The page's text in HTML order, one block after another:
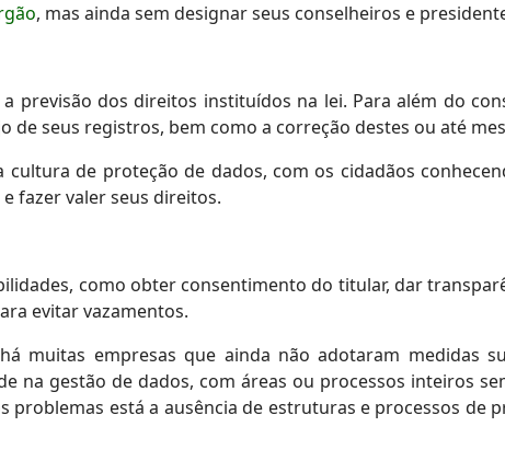
, mas ainda sem designar seus conselheiros e
previsão dos direitos instituídos na lei. Para além do
de seus registros, bem como a correção destes ou até
cultura de proteção de dados, com os cidadãos
fazer valer seus direitos.
como obter consentimento do titular, dar
evitar vazamentos.
muitas empresas que ainda não adotaram medidas
na gestão de dados, com áreas ou processos inteiros
problemas está a ausência de estruturas e processos de